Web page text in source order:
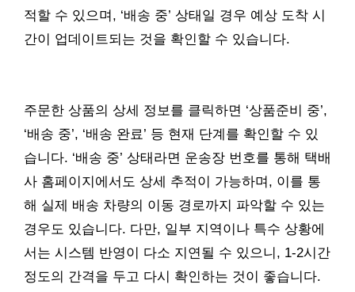
적할 수 있으며, ‘배송 중’ 상태일 경우 예상 도착 시
간이 업데이트되는 것을 확인할 수 있습니다.
주문한 상품의 상세 정보를 클릭하면 ‘상품준비 중’,
‘배송 중’, ‘배송 완료’ 등 현재 단계를 확인할 수 있
습니다. ‘배송 중’ 상태라면 운송장 번호를 통해 택배
사 홈페이지에서도 상세 추적이 가능하며, 이를 통
해 실제 배송 차량의 이동 경로까지 파악할 수 있는
경우도 있습니다. 다만, 일부 지역이나 특수 상황에
서는 시스템 반영이 다소 지연될 수 있으니, 1-2시간
정도의 간격을 두고 다시 확인하는 것이 좋습니다.